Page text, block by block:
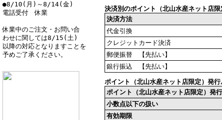
●8/10(月)～8/14(金)
電話受付 休業
休業中のご注文・お問い合
わせに関しては8/15(土)
以降の対応となりますことを
予めご了承ください。
決済別のポイント（北山水産ネット店
決済方法
代金引換
クレジットカード決済
郵便振替 【先払い】
銀行振込 【先払い】
ポイント（北山水産ネット店限定）発行
ポイント（北山水産ネット店限定）発
小数点以下の扱い
有効期限